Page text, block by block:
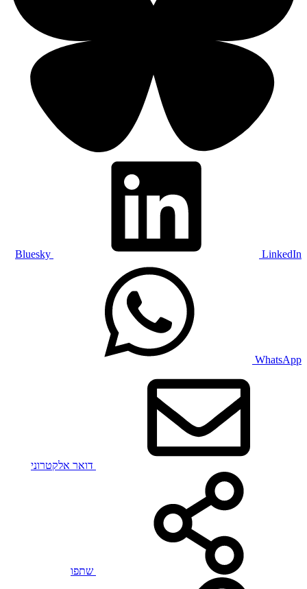
Bluesky LinkedIn
WhatsApp
דואר אלקטרוני
שתפו